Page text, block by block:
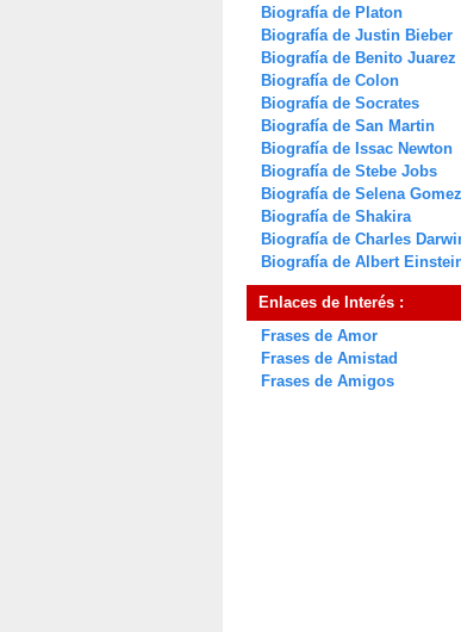
Biografía de Platon
Biografía de Justin Bieber
Biografía de Benito Juarez
Biografía de Colon
Biografía de Socrates
Biografía de San Martin
Biografía de Issac Newton
Biografía de Stebe Jobs
Biografía de Selena Gomez
Biografía de Shakira
Biografía de Charles
Biografía de Albert
Enlaces de Interés :
Frases de Amor
Frases de Amistad
Frases de Amigos